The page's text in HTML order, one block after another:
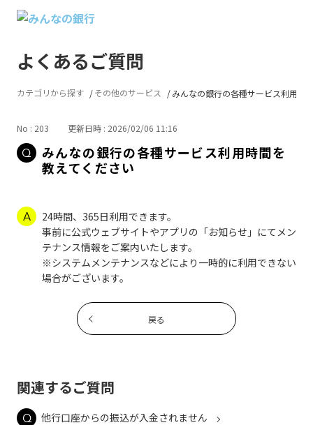
よくあるご質問
カテゴリから探す その他のサービス みんなの銀行の各種サービス利用時
No : 203 更新日時 : 2026/02/06 11:16
みんなの銀行の各種サービス利用時間を
教えてください
24時間、365日利用できます。
事前に公式ウェブサイトやアプリの「お知らせ」にてメン
テナンス情報をご案内いたします。
※システムメンテナンスなどにより一時的に利用できない
場合がございます。
戻る
関連するご質問
他行口座からの振込が入金されません